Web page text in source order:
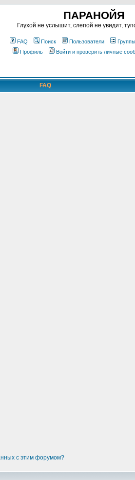
ПАРАНОЙЯ
Глухой не услышит, слепой не увидит,
FAQ Поиск Пользователи Группы
Профиль
Войти и проверить личные
FAQ
с этим форумом?